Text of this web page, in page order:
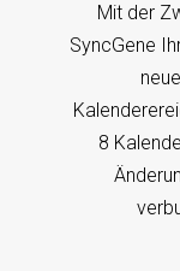
Mit der
SyncGene
8